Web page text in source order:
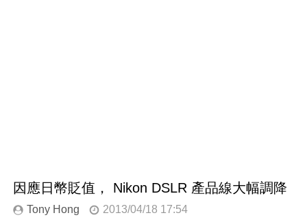
因應日幣貶值， Nikon DSLR 產品線大幅調降
Tony Hong 2013/04/18 17:54